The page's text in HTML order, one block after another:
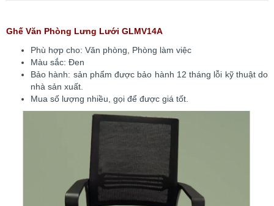
Ghế Văn Phòng Lưng Lưới GLMV14A
Phù hợp cho: Văn phòng, Phòng làm việc
Màu sắc: Đen
Bảo hành: sản phẩm được bảo hành 12 tháng lỗi kỹ thuật do
nhà sản xuất.
Mua số lượng nhiều, gọi để được giá tốt.